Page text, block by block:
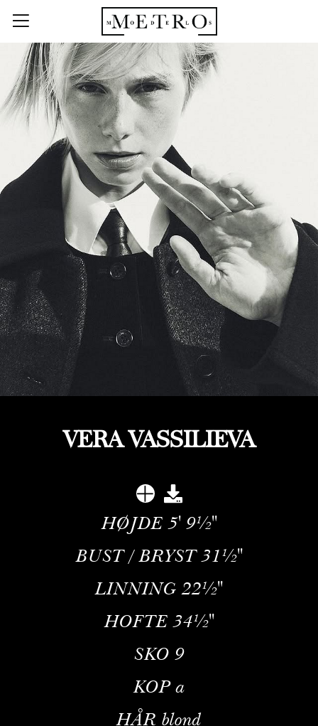
VERA VASSILIEVA
HØJDE 5' 9½''
BUST / BRYST31½''
LINNING 22½''
HOFTE 34½''
SKO 9
KOP a
HÅR blond